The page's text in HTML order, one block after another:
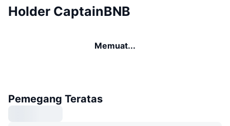
Holder CaptainBNB
Memuat...
Pemegang Teratas